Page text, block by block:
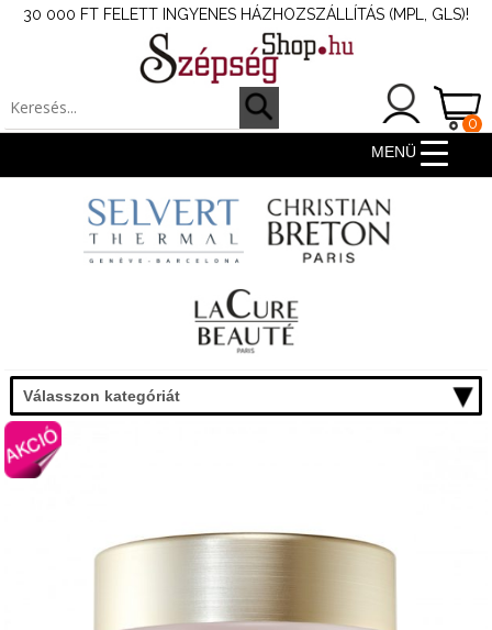
30 000 FT FELETT INGYENES HÁZHOZSZÁLLÍTÁS (MPL, GLS)!
0
MENÜ
Válasszon kategóriát